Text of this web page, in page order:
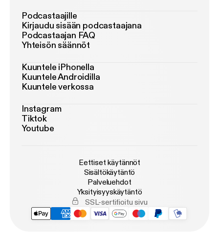
Podcastaajille
Kirjaudu sisään podcastaajana
Podcastaajan FAQ
Yhteisön säännöt
Kuuntele iPhonella
Kuuntele Androidilla
Kuuntele verkossa
Instagram
Tiktok
Youtube
Eettiset käytännöt
Sisältökäytäntö
Palveluehdot
Yksityisyyskäytäntö
SSL-sertifioitu sivu